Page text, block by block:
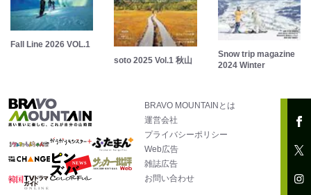
Fall Line 2026 VOL.1
soto 2025 Vol.1 秋山
Snow trip magazine
2024 Winter
BRAVO MOUNTAINとは
運営会社
プライバシーポリシー
Web広告
雑誌広告
お問い合わせ